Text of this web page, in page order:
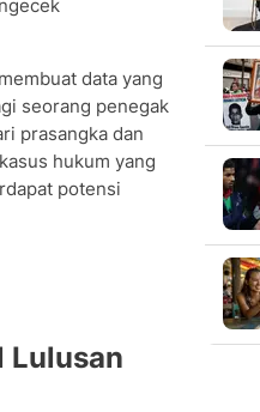
data yang
seorang penegak
prasangka dan
hukum yang
potensi
Lulusan